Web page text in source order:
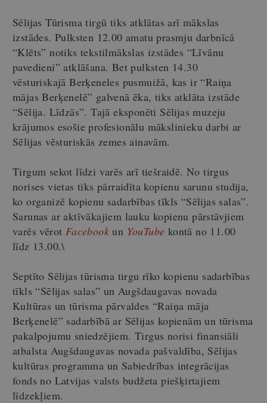
Sēlijas Tūrisma tirgū tiks atklātas arī mākslas
izstādes. Pulksten 12.00 amatu prasmju darbnīcā
“Klēts” notiks tekstilmākslas izstādes “Līvānu
pavedieni” atklāšana. Bet pulksten 14.30
vēsturiskajā Berķeneles pusmuižā, kas ir “Raiņa
mājas Berķenelē” galvenā ēka, tiks atklāta izstāde
“Sēlija. Līdzās”. Tajā eksponēti Sēlijas muzeju
krājumos esošie profesionālu mākslinieku darbi ar
Sēlijas vēsturiskās zemes ainavām.
Tirgum sekot līdzi varēs arī tiešraidē. No tirgus
norises vietas tiks pārraidīta kopienu sarunu studija,
ko organizē kopienu sadarbības tīkls “Sēlijas salas”.
Sarunas ar aktīvākajiem lauku kopienu pārstāvjiem
varēs vērot Facebook un YouTube kontā no 11.00
līdz 13.00.\
Septīto Sēlijas tūrisma tirgu rīko kopienu sadarbības
tīkls “Sēlijas salas” un Augšdaugavas novada
Kultūras un tūrisma pārvaldes “Raiņa māja
Berķenelē” sadarbībā ar Sēlijas kopienām un tūrisma
pakalpojumu sniedzējiem. Tirgus norisi finansiāli
atbalsta Augšdaugavas novada pašvaldība, Sēlijas
kultūras programma un Sabiedrības integrācijas
fonds no Latvijas valsts budžeta piešķirtajiem
līdzekļiem.